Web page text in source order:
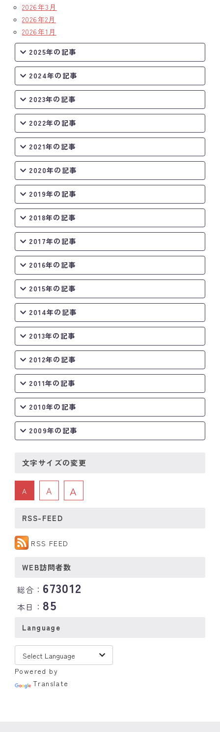
2026年3月
2026年2月
2026年1月
2025年の記事
2024年の記事
2023年の記事
2022年の記事
2021年の記事
2020年の記事
2019年の記事
2018年の記事
2017年の記事
2016年の記事
2015年の記事
2014年の記事
2013年の記事
2012年の記事
2011年の記事
2010年の記事
2009年の記事
文字サイズの変更
A A A
RSS-FEED
RSS FEED
WEB訪問者数
総合： 673012
本日： 85
Language
Powered by
Translate